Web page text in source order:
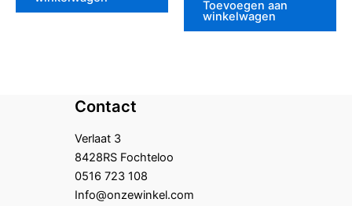
Toevoegen aan
winkelwagen
Contact
Verlaat 3
8428RS Fochteloo
0516 723 108
Info@onzewinkel.com